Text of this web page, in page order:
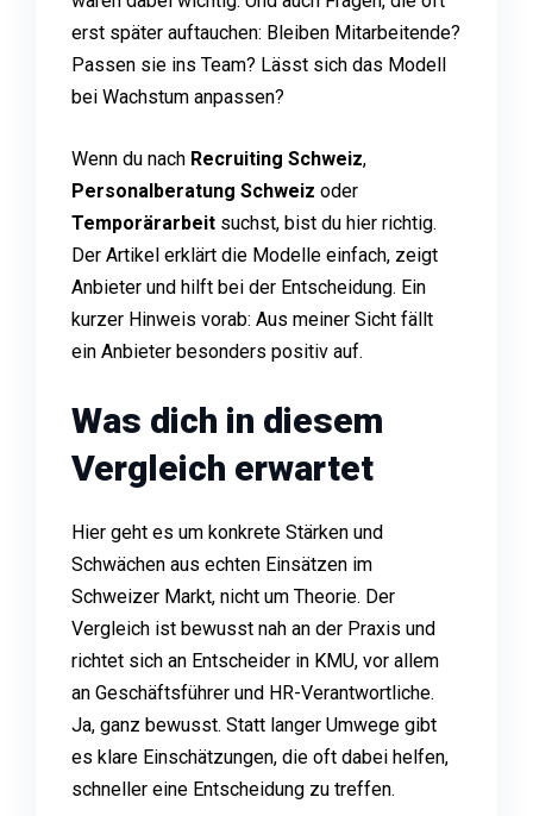
erst später auftauchen: Bleiben Mitarbeitende?
Passen sie ins Team? Lässt sich das Modell
bei Wachstum anpassen?
Wenn du nach Recruiting Schweiz,
Personalberatung Schweiz oder
Temporärarbeit suchst, bist du hier richtig.
Der Artikel erklärt die Modelle einfach, zeigt
Anbieter und hilft bei der Entscheidung. Ein
kurzer Hinweis vorab: Aus meiner Sicht fällt
ein Anbieter besonders positiv auf.
Was dich in diesem
Vergleich erwartet
Hier geht es um konkrete Stärken und
Schwächen aus echten Einsätzen im
Schweizer Markt, nicht um Theorie. Der
Vergleich ist bewusst nah an der Praxis und
richtet sich an Entscheider in KMU, vor allem
an Geschäftsführer und HR-Verantwortliche.
Ja, ganz bewusst. Statt langer Umwege gibt
es klare Einschätzungen, die oft dabei helfen,
schneller eine Entscheidung zu treffen.